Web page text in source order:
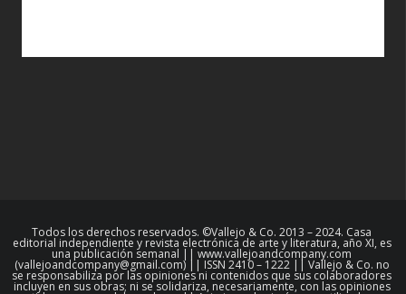
Todos los derechos reservados. ©Vallejo & Co. 2013 – 2024. Casa
editorial independiente y revista electrónica de arte y literatura, año XI, es
una publicación semanal || www.vallejoandcompany.com
(vallejoandcompany@gmail.com) || ISSN 2410 – 1222 || Vallejo & Co. no
se responsabiliza por las opiniones ni contenidos que sus colaboradores
incluyen en sus obras; ni se solidariza, necesariamente, con las opiniones